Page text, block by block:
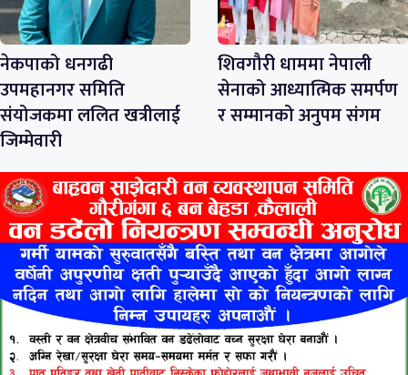
नेकपाको धनगढी
उपमहानगर समिति
संयोजकमा ललित खत्रीलाई
जिम्मेवारी
शिवगौरी धाममा नेपाली
सेनाको आध्यात्मिक समर्पण
र सम्मानको अनुपम संगम